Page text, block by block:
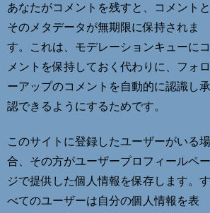
あなたがコメントを残すと、コメントと
そのメタデータが無期限に保持されま
す。これは、モデレーションキューにコ
メントを保持しておく代わりに、フォロ
ーアップのコメントを自動的に認識し承
認できるようにするためです。
このサイトに登録したユーザーがいる場
合、その方がユーザープロフィールペー
ジで提供した個人情報を保存します。す
べてのユーザーは自分の個人情報を表